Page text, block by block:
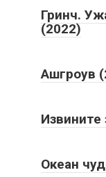
Гринч.
(2022)
Ашгроув
Извините
Океан